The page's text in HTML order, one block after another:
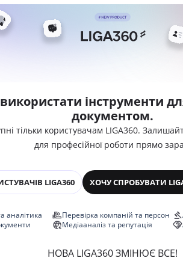
інструменти
документом.
тільки користувачам LIGA360.
для професійної роботи прямо
LIGA360 ХОЧУ СПРОБУВАТИ
аналітика
Перевірка компаній та персон
Медіааналіз та репутація
НОВА LIGA360 ЗМІНЮЄ ВСЕ!